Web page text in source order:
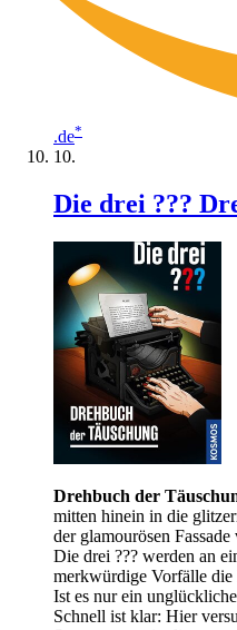
.de*
Die drei ???
Drehbuch der
mitten hinein in die
der glamourösen
Die drei ??? werden an
merkwürdige Vorfälle
Ist es nur ein
Schnell ist klar: Hier